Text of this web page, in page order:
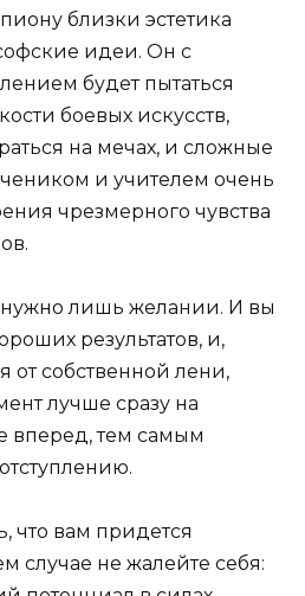
близки эстетика
идеи. Он с
будет пытаться
боевых искусств,
на мечах, и сложные
и учителем очень
чрезмерного чувства
нужно лишь желании. И вы
результатов, и,
от собственной лени,
лучше сразу на
вперед, тем самым
что вам придется
случае не жалейте себя: